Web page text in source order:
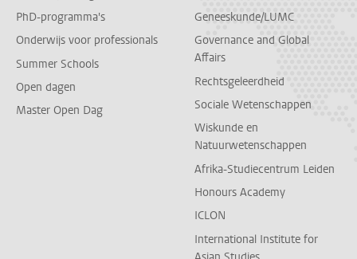
PhD-programma's
Onderwijs voor professionals
Summer Schools
Open dagen
Master Open Dag
Geneeskunde/LUMC
Governance and Global
Affairs
Rechtsgeleerdheid
Sociale Wetenschappen
Wiskunde en
Natuurwetenschappen
Afrika-Studiecentrum Leiden
Honours Academy
ICLON
International Institute for